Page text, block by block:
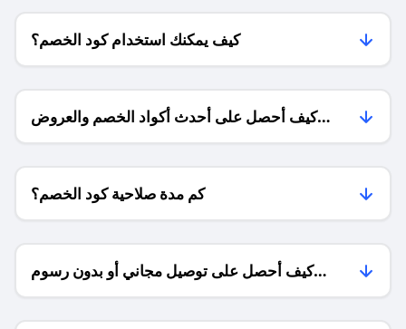
كيف يمكنك استخدام كود الخصم؟
كيف أحصل على أحدث أكواد الخصم والعروض
للمتاجر؟
كم مدة صلاحية كود الخصم؟
كيف أحصل على توصيل مجاني أو بدون رسوم
الشحن ؟